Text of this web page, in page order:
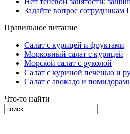
Задайте вопрос
Правильное питание
Салат с курицей и фруктами
Морковный салат с курицей
Морской салат с руколой
Салат с куриной печенью и
Салат с авокадо и
Что-то найти